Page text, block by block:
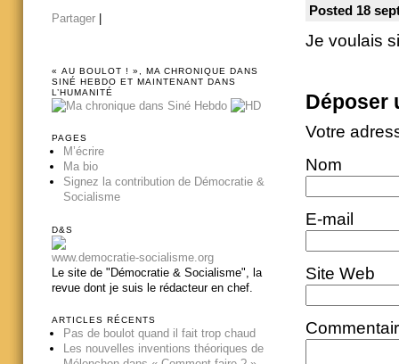
Posted 18
Je voulais
Déposer
Votre
Nom
E-mail
Site Web
Partager
« AU BOULOT ! », MA CHRONIQUE DANS
SINÉ HEBDO ET MAINTENANT DANS
L’HUMANITÉ
PAGES
M’écrire
Ma bio
Signez la contribution de Démocratie &
Socialisme
D&S
www.democratie-socialisme.org
Le site de "Démocratie & Socialisme", la
revue dont je suis le rédacteur en chef.
ARTICLES RÉCENTS
Pas de boulot quand il fait trop chaud
Les nouvelles inventions théoriques de